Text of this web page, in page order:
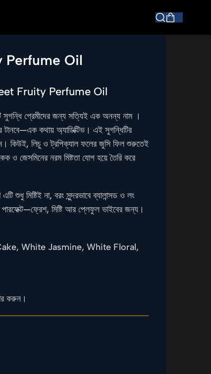
Perfume Oil
Fruity Perfume Oil
সুগন্ধি প্রেমীদের জন্য সত্যিই এক অনন্য নাম ।
টানবে—এক কথায় অ্যাডিক্টিভ। এই সুগন্ধিটির
কিউই, লিচু ও ট্রপিক্যাল ফলের জুসি ফিল শুরুতেই
ও জেসমিনের নরম মিষ্টতা যোগ হয়ে তৈরি করে
শুধু মিষ্টিই না, বরং সুন্দরভাবে ব্যালান্সড ও লং
মিষ্টি আর প্লেফুল ভাইবের জন্য।
White Jasmine, White Floral,
করুন।